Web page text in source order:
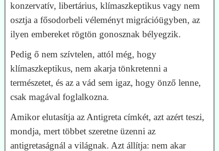
konzervatív, libertárius, klímaszkeptikus vagy nem
osztja a fősodorbeli véleményt migrációügyben, az
ilyen embereket rögtön gonosznak bélyegzik.
Pedig ő nem szívtelen, attól még, hogy
klímaszkeptikus, nem akarja tönkretenni a
természetet, és az a vád sem igaz, hogy önző lenne,
csak magával foglalkozna.
Amikor elutasítja az Antigreta címkét, azt azért teszi,
mondja, mert többet szeretne üzenni az
antigretaságnál a világnak. Azt állítja: nem akar